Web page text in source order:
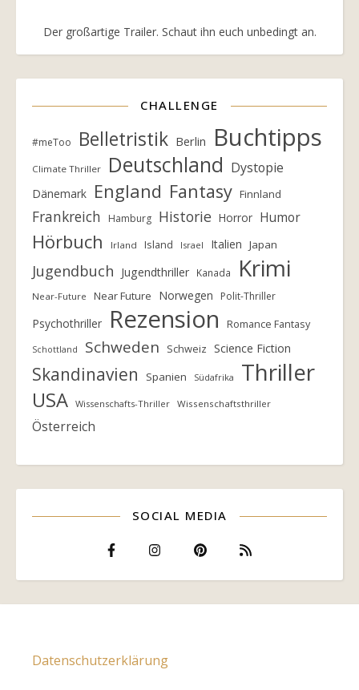
Der großartige Trailer. Schaut ihn euch unbedingt an.
CHALLENGE
#meToo Belletristik Berlin Buchtipps
Climate Thriller Deutschland Dystopie
Dänemark England Fantasy Finnland
Frankreich Hamburg Historie Horror Humor
Hörbuch Irland Island Israel Italien Japan
Jugendbuch Jugendthriller Kanada Krimi
Near-Future Near Future Norwegen Polit-Thriller
Psychothriller Rezension Romance Fantasy
Schottland Schweden Schweiz Science Fiction
Skandinavien Spanien Südafrika Thriller
USA Wissenschafts-Thriller Wissenschaftsthriller
Österreich
SOCIAL MEDIA
Datenschutzerklärung